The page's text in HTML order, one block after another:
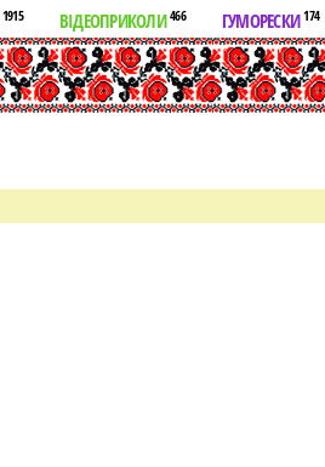
1915 ВІДЕОПРИКОЛИ466 ГУМОРЕСКИ174